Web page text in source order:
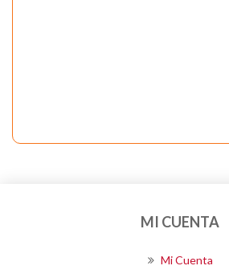
MI CUENTA
Mi Cuenta